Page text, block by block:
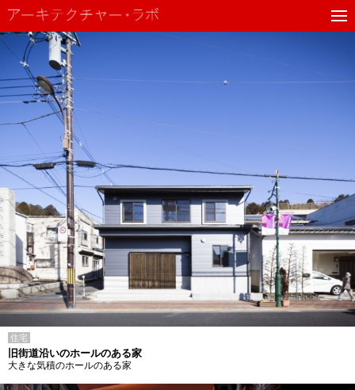
住宅
旧街道沿いのホールのある家
大きな気積のホールのある家